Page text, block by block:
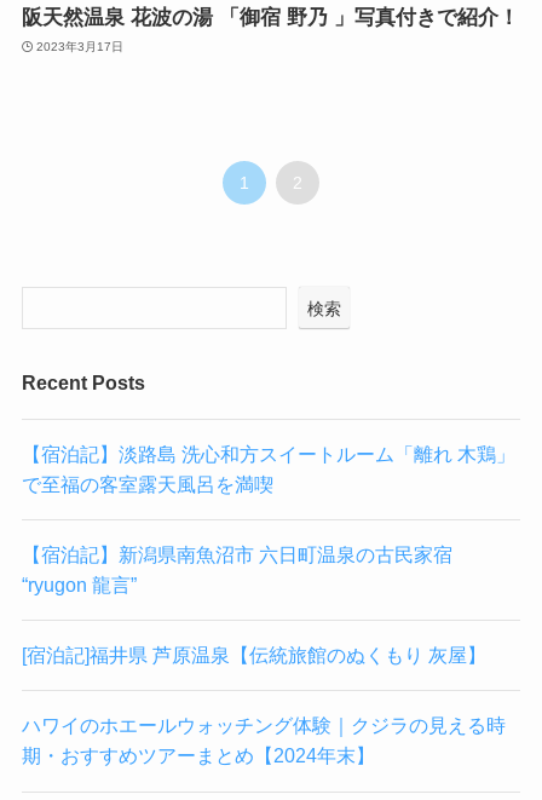
阪天然温泉 花波の湯 「御宿 野乃 」写真付きで紹介！
2023年3月17日
1 2
検索
Recent Posts
【宿泊記】淡路島 洗心和方スイートルーム「離れ 木鶏」
で至福の客室露天風呂を満喫
【宿泊記】新潟県南魚沼市 六日町温泉の古民家宿
“ryugon 龍言”
[宿泊記]福井県 芦原温泉【伝統旅館のぬくもり 灰屋】
ハワイのホエールウォッチング体験｜クジラの見える時
期・おすすめツアーまとめ【2024年末】